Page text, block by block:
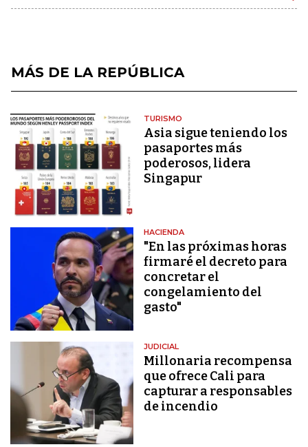
MÁS DE LA REPÚBLICA
TURISMO
Asia sigue teniendo los
pasaportes más
poderosos, lidera
Singapur
HACIENDA
"En las próximas horas
firmaré el decreto para
concretar el
congelamiento del
gasto"
JUDICIAL
Millonaria recompensa
que ofrece Cali para
capturar a responsables
de incendio